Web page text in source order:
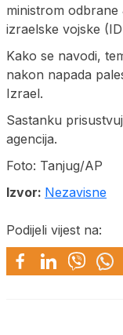
ministrom
izraelske vojske
Kako se navodi,
nakon napada
Izrael.
Sastanku
agencija.
Foto: Tanjug/AP
Izvor: Nezavisne
Podijeli vijest na: